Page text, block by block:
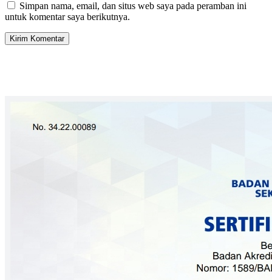
Simpan nama, email, dan situs web saya pada peramban ini
untuk komentar saya berikutnya.